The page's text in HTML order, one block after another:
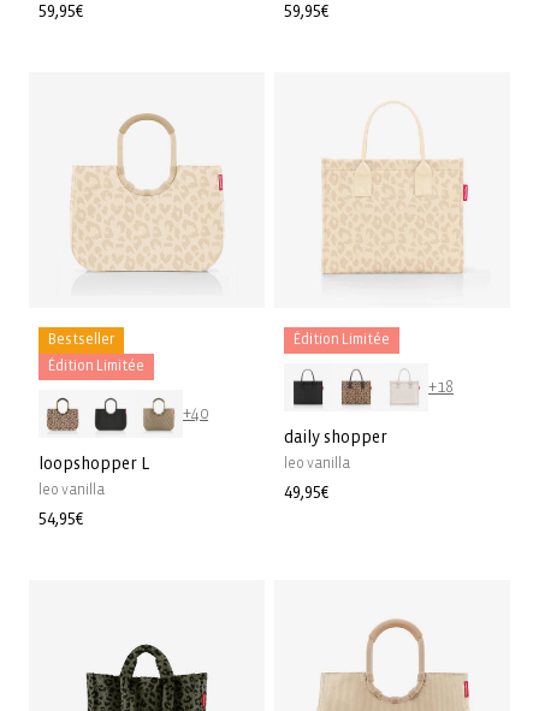
Prix
59,95€
Prix
59,95€
Bestseller
Édition Limitée
+40
loopshopper L
leo vanilla
Prix
54,95€
Édition Limitée
+18
daily shopper
leo vanilla
Prix
49,95€